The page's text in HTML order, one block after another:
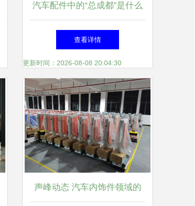
汽车配件中的“总成都”是什么
意思？——以汽车内饰件为例
查看详情
更新时间：2026-08-08 20:04:30
声峰动态 汽车内饰件领域的